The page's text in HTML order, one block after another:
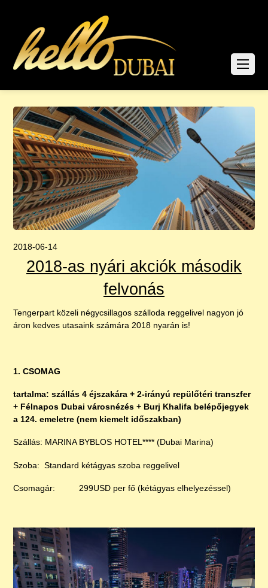
2018-06-14
2018-as nyári akciók második
felvonás
Tengerpart közeli négycsillagos szálloda reggelivel nagyon jó
áron kedves utasaink számára 2018 nyarán is!
1. CSOMAG
tartalma: szállás 4 éjszakára + 2-irányú repülőtéri transzfer
+ Félnapos Dubai városnézés + Burj Khalifa belépőjegyek
a 124. emeletre (nem kiemelt időszakban)
Szállás: MARINA BYBLOS HOTEL**** (Dubai Marina)
Szoba: Standard kétágyas szoba reggelivel
Csomagár: 299USD per fő (kétágyas elhelyezéssel)